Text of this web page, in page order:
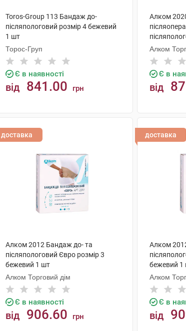
Toros-Group 113 Бандаж до-
післяпологовий розмір 4 бежевий
1 шт
Торос-Груп
Є в наявності
від 841.00 грн
Алком
розмір 8 1
Алком
Є в
від
доставка
Алком 2012 Бандаж до- та
післяпологовий Євро розмір 3
бежевий 1 шт
Алком Торговий дім
Є в наявності
від 906.60 грн
доставка
Алком
бежевий 1
Алком
Є в
від